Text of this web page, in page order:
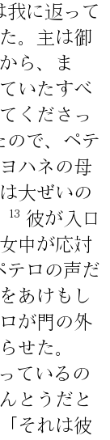
我に返って
。主は御
ら、ま
いたすべ
くださっ
ので、ペテ
ハネの母
大ぜいの
13
彼が入口
中が応対
テロの声だ
あけもし
が門の外
せた。
ているの
とうだと
それは彼